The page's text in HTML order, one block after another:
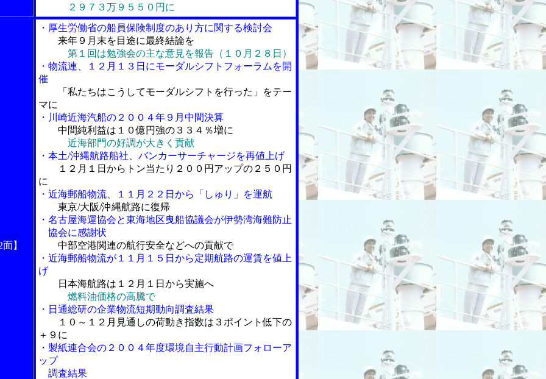
２９７３万９５５０円に
】
・厚生労働省の船員保険制度のあり方に関する検討会
来年９月末を目途に最終結論を
第１回は勉強会の主な意見を報告（１０月２８日）
・物流連、１２月１３日にモーダルシフトフォーラムを開
催
「私たちはこうしてモーダルシフトを行った」をテー
マに
・川崎近海汽船の２００４年９月中間決算
中間純利益は１０億円強の３３４％増に
近海部門の好調が大きく貢献
・本土/沖縄航路船社、バンカーサーチャージを再値上げ
１２月１日からトン当たり２００円アップの２５０円
に
・近海郵船物流、１１月２２日から「しゅり」を運航
東京/大阪/沖縄航路に復帰
・名古屋海運協会と東海地区曳船協議会が伊勢湾海難防止
協会に感謝状
中部空港関連の航行安全などへの貢献で
・近海郵船物流が１１月１５日から定期航路の運賃を値上
げ
日本海航路は１２月１日から実施へ
燃料油価格の高騰で
・日通総研の企業物流短期動向調査結果
１０～１２月見通しの荷動き指数は３ポイント低下の
＋９に
・製紙連合会の２００４年度環境自主行動計画フォローア
ップ
調査結果